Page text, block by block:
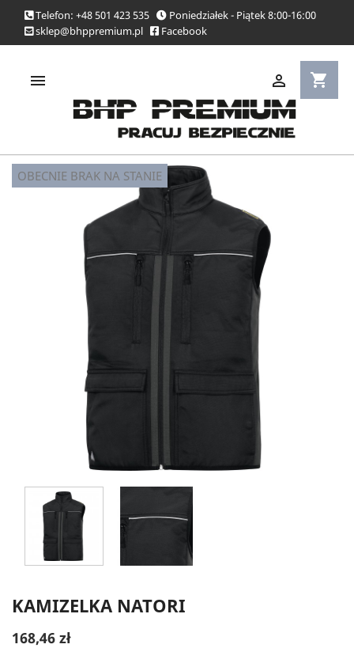
Telefon: +48 501 423 535
Poniedziałek - Piątek 8:00-16:00
sklep@bhppremium.pl
Facebook
 shopping_cart

OBECNIE BRAK NA STANIE
KAMIZELKA NATORI
168,46 zł